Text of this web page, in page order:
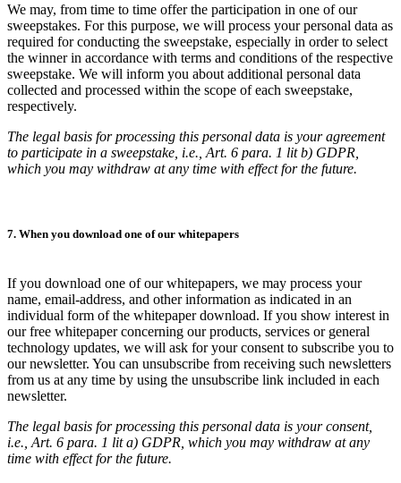
We may, from time to time offer the participation in one of our
sweepstakes. For this purpose, we will process your personal data as
required for conducting the sweepstake, especially in order to select
the winner in accordance with terms and conditions of the respective
sweepstake. We will inform you about additional personal data
collected and processed within the scope of each sweepstake,
respectively.
The legal basis for processing this personal data is your agreement
to participate in a sweepstake, i.e., Art. 6 para. 1 lit b) GDPR,
which you may withdraw at any time with effect for the future.
7. When you download one of our whitepapers
If you download one of our whitepapers, we may process your
name, email-address, and other information as indicated in an
individual form of the whitepaper download. If you show interest in
our free whitepaper concerning our products, services or general
technology updates, we will ask for your consent to subscribe you to
our newsletter. You can unsubscribe from receiving such newsletters
from us at any time by using the unsubscribe link included in each
newsletter.
The legal basis for processing this personal data is your consent,
i.e., Art. 6 para. 1 lit a) GDPR, which you may withdraw at any
time with effect for the future.